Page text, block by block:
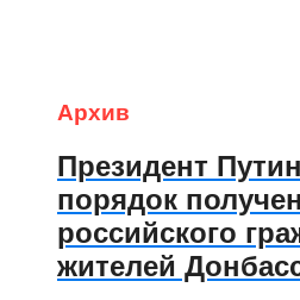
Архив
Президент
порядок
российского
жителей